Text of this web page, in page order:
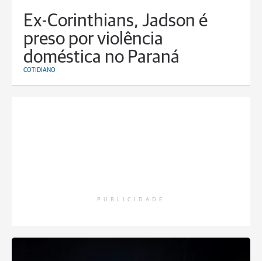
Ex-Corinthians, Jadson é
preso por violência
doméstica no Paraná
COTIDIANO
PUBLICIDADE